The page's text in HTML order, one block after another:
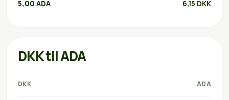
5,00 ADA 6,15 DKK
DKK til ADA
DKK ADA